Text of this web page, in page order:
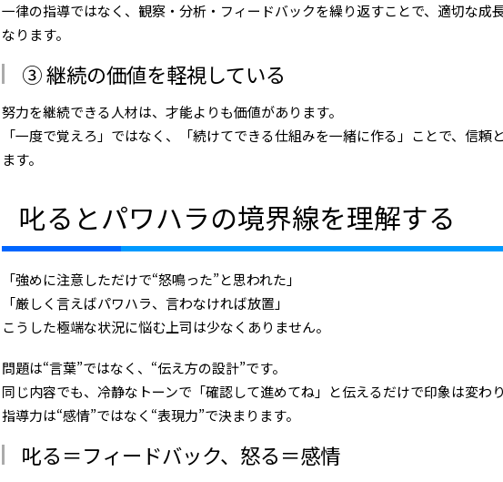
一律の指導ではなく、観察・分析・フィードバックを繰り返すことで、適切な成
なります。
③ 継続の価値を軽視している
努力を継続できる人材は、才能よりも価値があります。
「一度で覚えろ」ではなく、「続けてできる仕組みを一緒に作る」ことで、信頼
ます。
叱るとパワハラの境界線を理解する
「強めに注意しただけで“怒鳴った”と思われた」
「厳しく言えばパワハラ、言わなければ放置」
こうした極端な状況に悩む上司は少なくありません。
問題は“言葉”ではなく、“伝え方の設計”です。
同じ内容でも、冷静なトーンで「確認して進めてね」と伝えるだけで印象は変わ
指導力は“感情”ではなく“表現力”で決まります。
叱る＝フィードバック、怒る＝感情